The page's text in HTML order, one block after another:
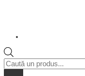
Products
search